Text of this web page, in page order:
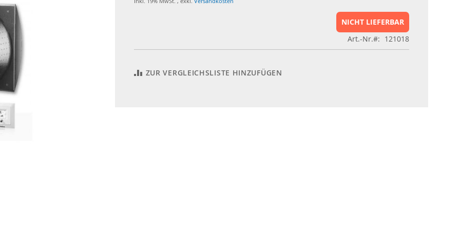
NICHT LIEFERBAR
Art.-Nr.
121018
ZUR VERGLEICHSLISTE HINZUFÜGEN